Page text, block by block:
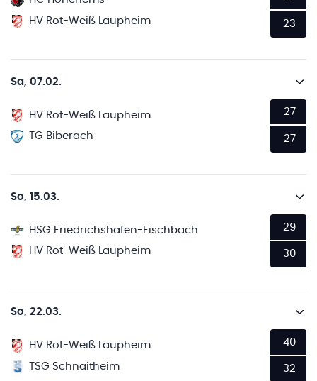
HV Rot-Weiß Laupheim
23
Sa, 07.02.
HV Rot-Weiß Laupheim
TG Biberach
27
27
So, 15.03.
HSG Friedrichshafen-Fischbach
HV Rot-Weiß Laupheim
29
30
So, 22.03.
HV Rot-Weiß Laupheim
TSG Schnaitheim
40
32